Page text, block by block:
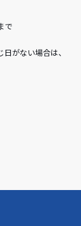
で
がない場合は、